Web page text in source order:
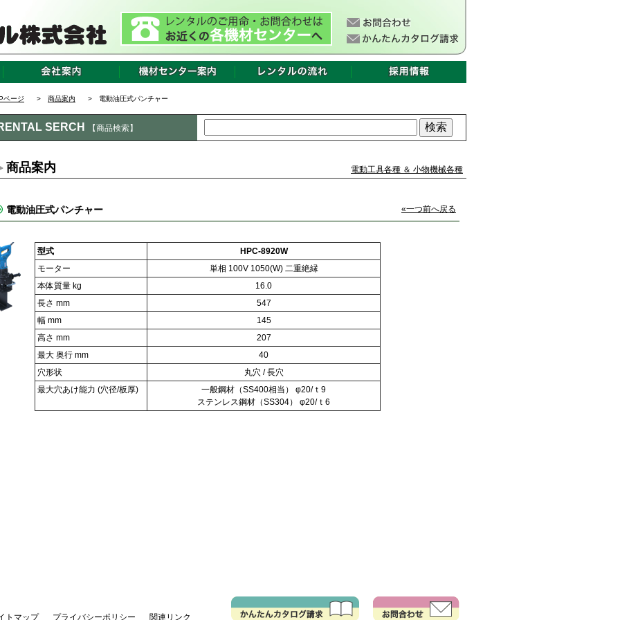
ページ > 商品案内 > 電動油圧式パンチャー
SERCH 【商品検索】
商品案内 電動工具各種 ＆ 小物機械各種
電動油圧式パンチャー «一つ前へ戻る
型式
HPC-8920W
モーター
単相 100V 1050(W) 二重絶縁
本体質量 kg
16.0
長さ mm
547
幅 mm
145
高さ mm
207
最大 奥行 mm
40
穴形状
丸穴 / 長穴
最大穴あけ能力 (穴径/板厚)
一般鋼材（SS400相当） φ20/ｔ9
ステンレス鋼材（SS304） φ20/ｔ6
トマップ プライバシーポリシー 関連リンク